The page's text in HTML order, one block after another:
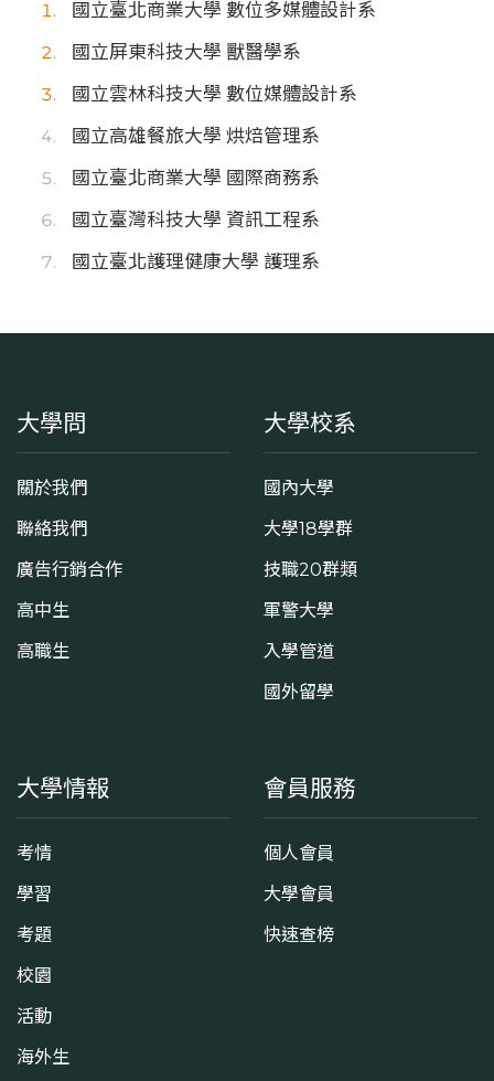
國立臺北商業大學 數位多媒體設計系
國立屏東科技大學 獸醫學系
國立雲林科技大學 數位媒體設計系
國立高雄餐旅大學 烘焙管理系
國立臺北商業大學 國際商務系
國立臺灣科技大學 資訊工程系
國立臺北護理健康大學 護理系
大學問
關於我們
聯絡我們
廣告行銷合作
高中生
高職生
大學校系
國內大學
大學18學群
技職20群類
軍警大學
入學管道
國外留學
大學情報
考情
學習
考題
校園
活動
海外生
會員服務
個人會員
大學會員
快速查榜